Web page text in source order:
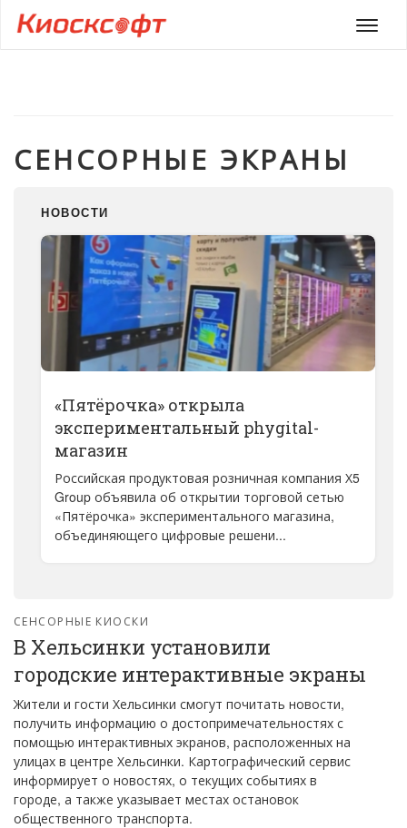
Меню
СЕНСОРНЫЕ ЭКРАНЫ
НОВОСТИ
«Пятёрочка» открыла
экспериментальный phygital-
магазин
Российская продуктовая розничная компания Х5
Group объявила об открытии торговой сетью
«Пятёрочка» экспериментального магазина,
объединяющего цифровые решени...
СЕНСОРНЫЕ КИОСКИ
В Хельсинки установили
городские интерактивные экраны
Жители и гости Хельсинки смогут почитать новости,
получить информацию о достопримечательностях с
помощью интерактивных экранов, расположенных на
улицах в центре Хельсинки. Картографический сервис
информирует о новостях, о текущих событиях в
городе, а также указывает местах остановок
общественного транспорта.